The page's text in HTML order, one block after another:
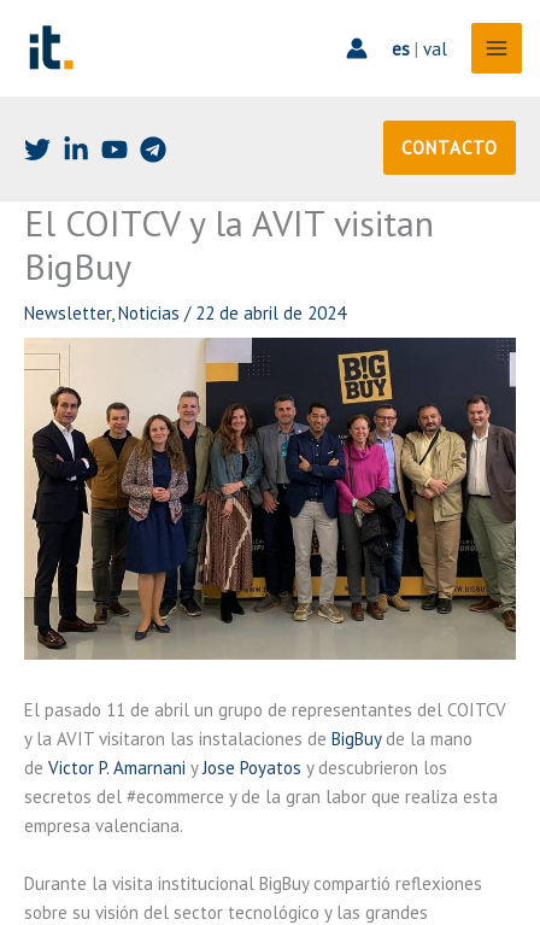
contenido
es| val
CONTACTO
El COITCV y la AVIT visitan
BigBuy
Newsletter,Noticias / 22 de abril de 2024
El pasado 11 de abril un grupo de representantes del COITCV
y la AVIT visitaron las instalaciones de BigBuyde la mano
de Victor P. Amarnani yJose Poyatos y descubrieron los
secretos del #ecommerce y de la gran labor que realiza esta
empresa valenciana.
Durante la visita institucional BigBuy compartió reflexiones
sobre su visión del sector tecnológico y las grandes